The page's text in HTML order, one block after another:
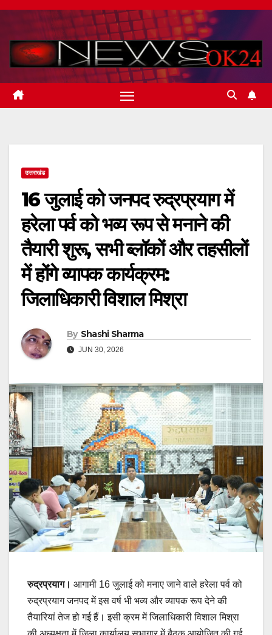
Skip
content
उत्तराखंड
16 जुलाई को जनपद रुद्रप्रयाग में
हरेला पर्व को भव्य रूप से मनाने की
तैयारी शुरू, सभी ब्लॉकों और तहसीलों
में होंगे व्यापक कार्यक्रम:
जिलाधिकारी विशाल मिश्रा
By Shashi Sharma
JUN 30, 2026
रुद्रप्रयाग। आगामी 16 जुलाई को मनाए जाने वाले हरेला पर्व को
रुद्रप्रयाग जनपद में इस वर्ष भी भव्य और व्यापक रूप देने की
तैयारियां तेज हो गई हैं। इसी क्रम में जिलाधिकारी विशाल मिश्रा